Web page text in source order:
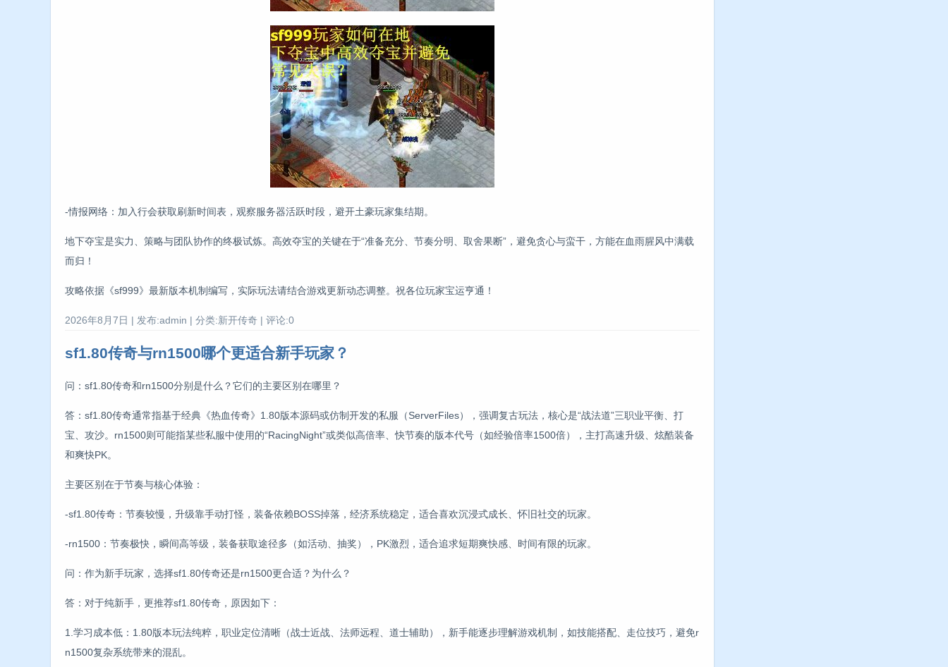
-情报网络：加入行会获取刷新时间表，观察服务器活跃时段，避开土豪玩家集结期。
地下夺宝是实力、策略与团队协作的终极试炼。高效夺宝的关键在于“准备充分、节奏分明、取舍果断”，避免贪心与蛮干，方能在血雨腥风中满载
而归！
攻略依据《sf999》最新版本机制编写，实际玩法请结合游戏更新动态调整。祝各位玩家宝运亨通！
2026年8月7日 | 发布:admin | 分类:新开传奇 | 评论:0
sf1.80传奇与rn1500哪个更适合新手玩家？
问：sf1.80传奇和rn1500分别是什么？它们的主要区别在哪里？
答：sf1.80传奇通常指基于经典《热血传奇》1.80版本源码或仿制开发的私服（ServerFiles），强调复古玩法，核心是“战法道”三职业平衡、打
宝、攻沙。rn1500则可能指某些私服中使用的“RacingNight”或类似高倍率、快节奏的版本代号（如经验倍率1500倍），主打高速升级、炫酷装备
和爽快PK。
主要区别在于节奏与核心体验：
-sf1.80传奇：节奏较慢，升级靠手动打怪，装备依赖BOSS掉落，经济系统稳定，适合喜欢沉浸式成长、怀旧社交的玩家。
-rn1500：节奏极快，瞬间高等级，装备获取途径多（如活动、抽奖），PK激烈，适合追求短期爽快感、时间有限的玩家。
问：作为新手玩家，选择sf1.80传奇还是rn1500更合适？为什么？
答：对于纯新手，更推荐sf1.80传奇，原因如下：
1.学习成本低：1.80版本玩法纯粹，职业定位清晰（战士近战、法师远程、道士辅助），新手能逐步理解游戏机制，如技能搭配、走位技巧，避免r
n1500复杂系统带来的混乱。